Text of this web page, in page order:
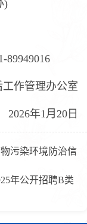
)
作管理办公室
年1月20日
物污染环境防治信
年公开招聘B类